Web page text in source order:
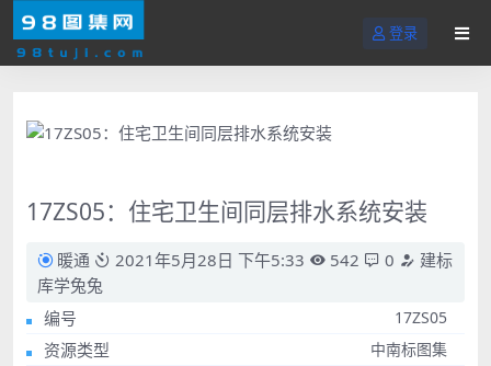
登录
17ZS05：住宅卫生间同层排水系统安装
暖通 2021年5月28日 下午5:33 542 0
建标
库学兔兔
编号
17ZS05
资源类型 中南标图集